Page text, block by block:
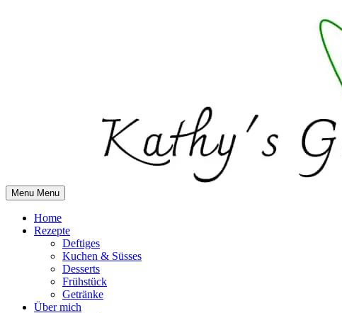
Menu Menu
Home
Rezepte
Deftiges
Kuchen & Süsses
Desserts
Frühstück
Getränke
Über mich